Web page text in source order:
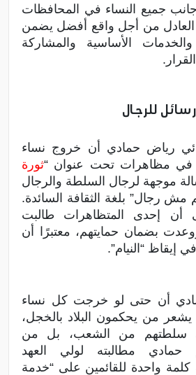
جميع النساء في المحافظات
العادل من أجل واقع أفضل يضمن
والخدمات الأساسية والمشاركة
للرجال
رياض حمادي أن خروج نساء
في مظاهرات تحت عنوان “ثورة
موجهة لرجال السلطة والرجال
مش رجال” بلغة الثقافة السائدة.
أن إحدى المتظاهرات طالبت
بضمان حمايتهم، معتبرًا أن
إيقاظ “النيام”.
أن حتى لو خرجت كل نساء
من يحكمون البلاد بالخجل،
سلطتهم من الشعب، بل من
حمادي مطالبته لولي العهد
واحدة للقائمين على “خدمة